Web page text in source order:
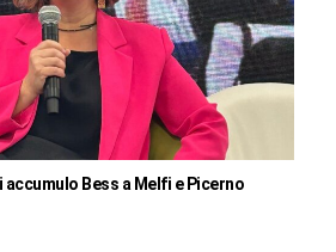
Bess a Melfi e Picerno